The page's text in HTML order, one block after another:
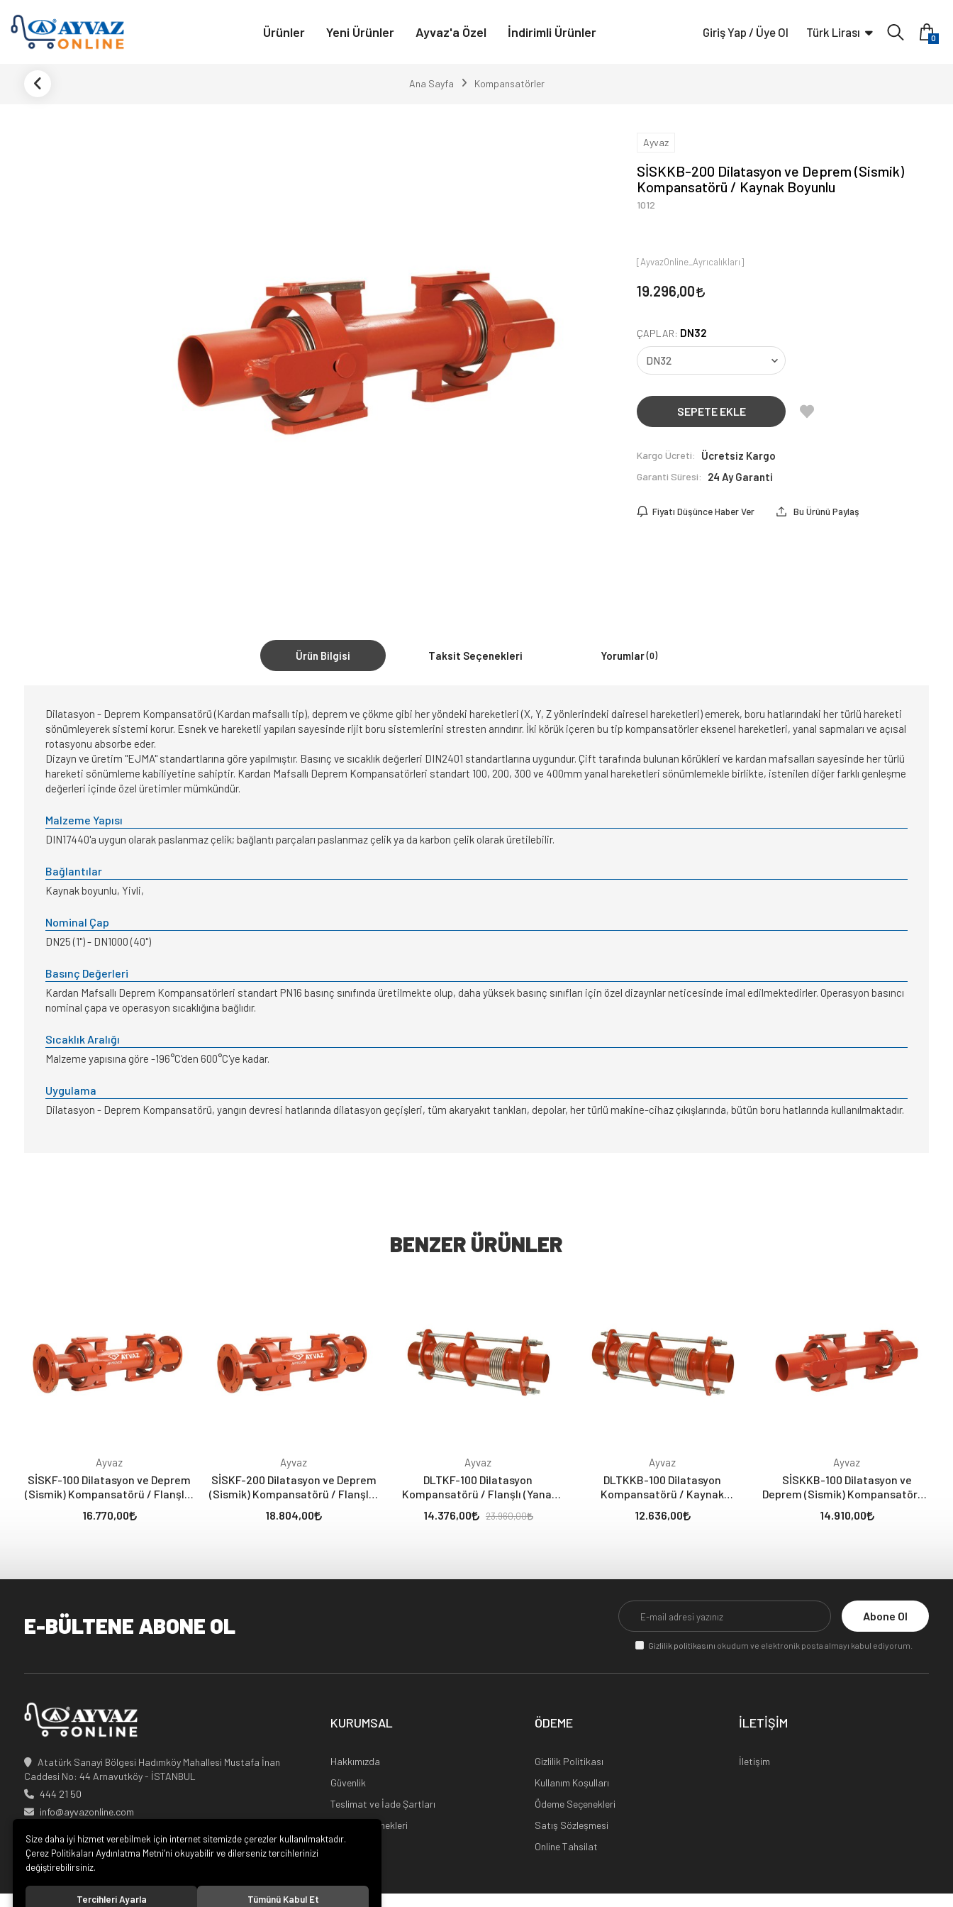
Ürünler Yeni Ürünler Ayvaz'a Özel İndirimli Ürünler Giriş Yap / Üye Ol Türk Lirası 0
Ana Sayfa Kompansatörler
Ayvaz
SİSKKB-200 Dilatasyon ve Deprem (Sismik)
Kompansatörü / Kaynak Boyunlu
1012
[AyvazOnline_Ayrıcalıkları]
19.296,00
ÇAPLAR: DN32
SEPETE EKLE
Kargo Ücreti: Ücretsiz Kargo
Garanti Süresi: 24 Ay Garanti
Fiyatı Düşünce Haber Ver Bu Ürünü Paylaş
Ürün Bilgisi Taksit Seçenekleri Yorumlar(0)
Dilatasyon - Deprem Kompansatörü (Kardan mafsallı tip), deprem ve çökme gibi her yöndeki hareketleri (X, Y, Z yönlerindeki dairesel hareketleri) emerek, boru hatlarındaki her türlü hareketi
sönümleyerek sistemi korur. Esnek ve hareketli yapıları sayesinde rijit boru sistemlerini stresten arındırır. İki körük içeren bu tip kompansatörler eksenel hareketleri, yanal sapmaları ve açısal
rotasyonu absorbe eder.
Dizayn ve üretim "EJMA" standartlarına göre yapılmıştır. Basınç ve sıcaklık değerleri DIN2401 standartlarına uygundur. Çift tarafında bulunan körükleri ve kardan mafsalları sayesinde her türlü
hareketi sönümleme kabiliyetine sahiptir. Kardan Mafsallı Deprem Kompansatörleri standart 100, 200, 300 ve 400mm yanal hareketleri sönümlemekle birlikte, istenilen diğer farklı genleşme
değerleri içinde özel üretimler mümkündür.
Malzeme Yapısı
DIN17440'a uygun olarak paslanmaz çelik; bağlantı parçaları paslanmaz çelik ya da karbon çelik olarak üretilebilir.
Bağlantılar
Kaynak boyunlu, Yivli,
Nominal Çap
DN25 (1") - DN1000 (40")
Basınç Değerleri
Kardan Mafsallı Deprem Kompansatörleri standart PN16 basınç sınıfında üretilmekte olup, daha yüksek basınç sınıfları için özel dizaynlar neticesinde imal edilmektedirler. Operasyon basıncı
nominal çapa ve operasyon sıcaklığına bağlıdır.
Sıcaklık Aralığı
Malzeme yapısına göre -196°C'den 600°C'ye kadar.
Uygulama
Dilatasyon - Deprem Kompansatörü, yangın devresi hatlarında dilatasyon geçişleri, tüm akaryakıt tankları, depolar, her türlü makine-cihaz çıkışlarında, bütün boru hatlarında kullanılmaktadır.
BENZER ÜRÜNLER
Ayvaz
SİSKF-100 Dilatasyon ve Deprem
(Sismik) Kompansatörü / Flanşlı /
FM Belgeli
16.770,00
Ayvaz
SİSKF-200 Dilatasyon ve Deprem
(Sismik) Kompansatörü / Flanşlı /
FM Belgeli
18.804,00
Ayvaz
DLTKF-100 Dilatasyon
Kompansatörü / Flanşlı (Yanal
Hareket: -/+100 mm)
14.376,00 23.960,00
Ayvaz
DLTKKB-100 Dilatasyon
Kompansatörü / Kaynak
Boyunlu-Yivli (Yanal Hareket:
-/+100 mm)
12.636,00
Ayvaz
SİSKKB-100 Dilatasyon ve
Deprem (Sismik) Kompansatörü /
Kaynak Boyunlu
14.910,00
E-BÜLTENE ABONE OL Abone Ol
Gizlilik politikasını okudum ve elektronik posta almayı kabul ediyorum.
Atatürk Sanayi Bölgesi Hadımköy Mahallesi Mustafa İnan
Caddesi No: 44 Arnavutköy - İSTANBUL
444 21 50
info@ayvazonline.com
KURUMSAL
Hakkımızda
Güvenlik
Teslimat ve İade Şartları
Kargo Seçenekleri
Ana Sayfa
ÖDEME
Gizlilik Politikası
Kullanım Koşulları
Ödeme Seçenekleri
Satış Sözleşmesi
Online Tahsilat
İLETİŞİM
İletişim
Size daha iyi hizmet verebilmek için internet sitemizde çerezler kullanılmaktadır.
Çerez Politikaları Aydınlatma Metni’ni okuyabilir ve dilerseniz tercihlerinizi
değiştirebilirsiniz.
Tercihleri Ayarla Tümünü Kabul Et